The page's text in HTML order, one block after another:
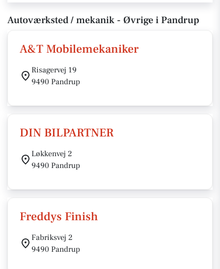
Autoværksted / mekanik - Øvrige i Pandrup
A&T Mobilemekaniker
Risagervej 19
9490 Pandrup
DIN BILPARTNER
Løkkenvej 2
9490 Pandrup
Freddys Finish
Fabriksvej 2
9490 Pandrup